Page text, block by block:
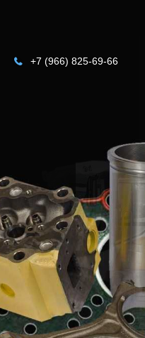
+7 (966) 825-69-66